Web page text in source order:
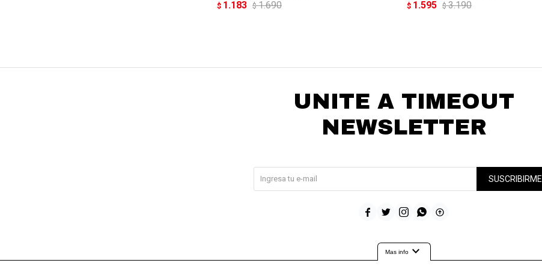
$ 1.183 $ 1.690 $ 1.595 $ 3.190
UNITE A TIMEOUT
NEWSLETTER
SUSCRIBIRME
    
Mas infoexpand_more